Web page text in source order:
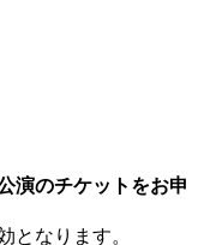
演のチケットをお申
となります。